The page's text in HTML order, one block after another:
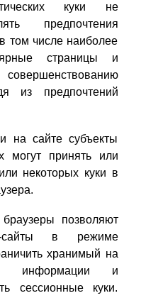
куки не
предпочтения
том числе наиболее
страницы и
из предпочтений
на сайте субъекты
могут принять или
некоторых куки в
позволяют
сайты в режиме
хранимый на
информации и
сессионные куки.